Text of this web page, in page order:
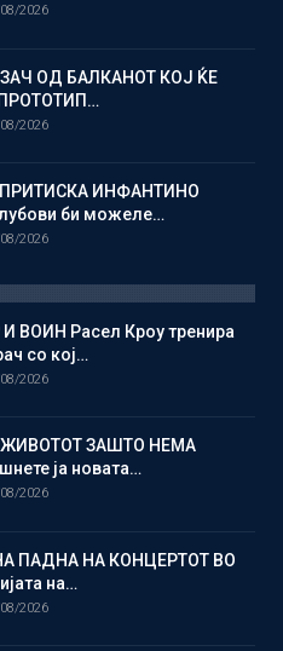
2026
ОД БАЛКАНОТ КОЈ ЌЕ
2026
ИНФАНТИНО
би можеле…
2026
ВОИН Расел Кроу тренира
со кој…
2026
ЗАШТО НЕМА
ја новата…
2026
ПАДНА НА КОНЦЕРТОТ ВО
на…
2026